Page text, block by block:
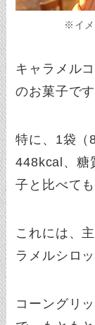
※イメ
キャラメル
のお菓子です
特に、1袋（
448kcal、糖
子と比べて
これには、
ラメルシロ
コーングリ